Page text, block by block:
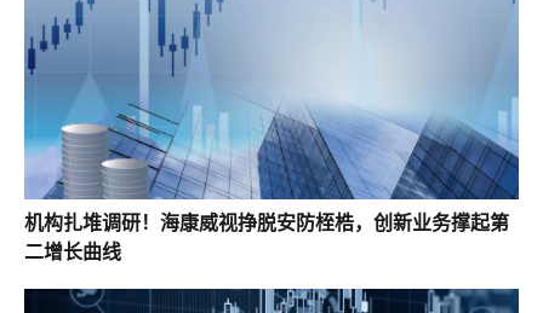
机构扎堆调研！海康威视挣脱安防桎梏，创新业务撑起第
二增长曲线